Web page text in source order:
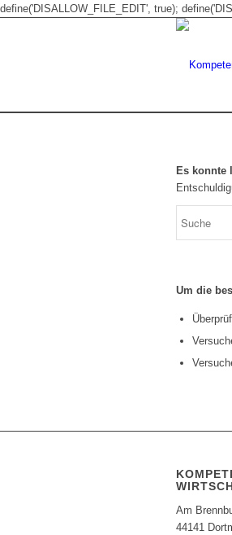
define('DISALLOW_FILE_EDIT', true);
Es konnte
Um die
Am
44141